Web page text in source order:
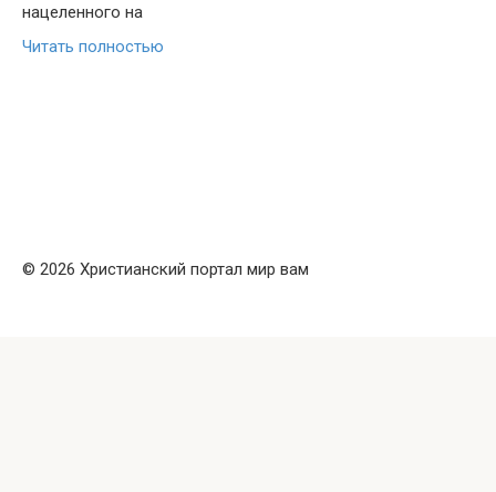
нацеленного на
Читать полностью
© 2026 Христианский портал мир вам